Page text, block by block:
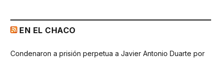
EN EL CHACO
Condenaron a prisión perpetua a Javier Antonio Duarte por